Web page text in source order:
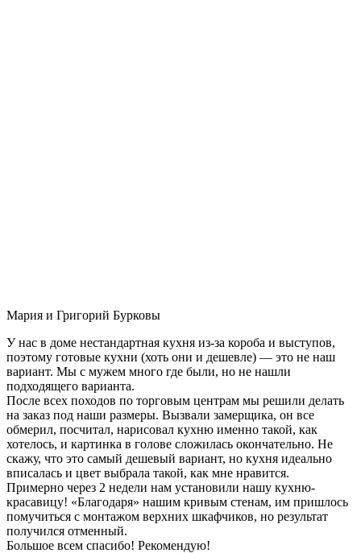
Мария и Григорий Бурковы
У нас в доме нестандартная кухня из-за короба и выступов,
поэтому готовые кухни (хоть они и дешевле) — это не наш
вариант. Мы с мужем много где были, но не нашли
подходящего варианта.
После всех походов по торговым центрам мы решили делать
на заказ под наши размеры. Вызвали замерщика, он все
обмерил, посчитал, нарисовал кухню именно такой, как
хотелось, и картинка в голове сложилась окончательно. Не
скажу, что это самый дешевый вариант, но кухня идеально
вписалась и цвет выбрала такой, как мне нравится.
Примерно через 2 недели нам установили нашу кухню-
красавицу! «Благодаря» нашим кривым стенам, им пришлось
помучиться с монтажом верхних шкафчиков, но результат
получился отменный.
Большое всем спасибо! Рекомендую!